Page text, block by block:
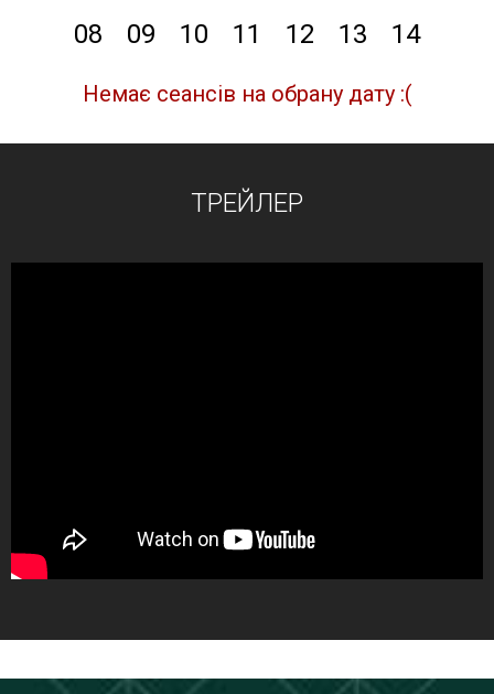
08
09 10 11 12 13 14
Немає сеансів на обрану дату :(
ТРЕЙЛЕР